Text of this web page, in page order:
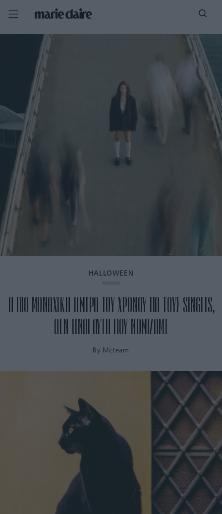
HALLOWEEN
Η ΠΙΟ ΜΟΝΑΧΙΚΗ ΗΜΕΡΑ ΤΟΥ ΧΡΟΝΟΥ ΓΙΑ ΤΟΥΣ SINGLES,
ΔΕΝ ΕΙΝΑΙ ΑΥΤΗ ΠΟΥ ΝΟΜΙΖΑΜΕ
By Mcteam